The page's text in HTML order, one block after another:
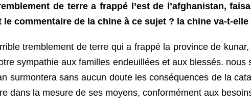
de terre a frappé l’est de l’afghanistan,
commentaire de la chine à ce sujet ? la chine va-t-
tremblement de terre qui a frappé la province de kunar,
sympathie aux familles endeuillées et aux blessés.
surmontera sans aucun doute les conséquences de la
dans la mesure de ses moyens, conformément aux